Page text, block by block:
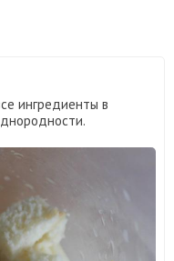
ингредиенты в